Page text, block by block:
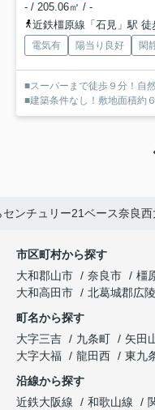
- / 205.06㎡ / -
近鉄橿原線「石見」駅 徒
電気有 陽当り良好 閑
■スーパーまで徒歩９分！自
■建築条件なし！敷地面積約
ンチュリー21ベース奈良
市区町村から探す
大和郡山市
奈良市 橿
大和高田市
北葛城郡広
町名から探す
大字三吉
九条町 矢田
大字大福
龍田西 東九
沿線から探す
近鉄大阪線
和歌山線